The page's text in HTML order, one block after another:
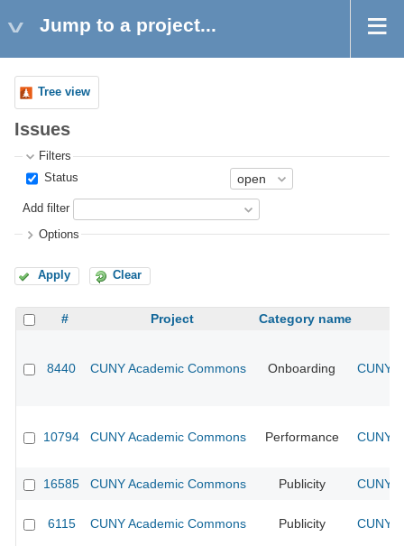
Jump to a project...
Tree view
Issues
Filters
Status
Add filter
Options
Apply Clear
# Project Category name
8440 CUNY Academic Commons Onboarding CUNY
10794 CUNY Academic Commons Performance CUNY
16585 CUNY Academic Commons Publicity CUNY
6115 CUNY Academic Commons Publicity CUNY